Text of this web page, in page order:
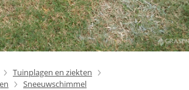
Tuinplagen en ziekten
Sneeuwschimmel